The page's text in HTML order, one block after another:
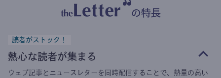
の特長
読者がストック！
熱心な読者が集まる
ウェブ記事とニュースレターを同時配信することで、熱量の高い